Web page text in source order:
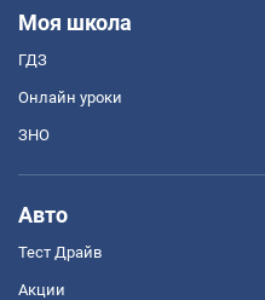
Моя школа
ГДЗ
Онлайн уроки
ЗНО
Авто
Тест Драйв
Акции